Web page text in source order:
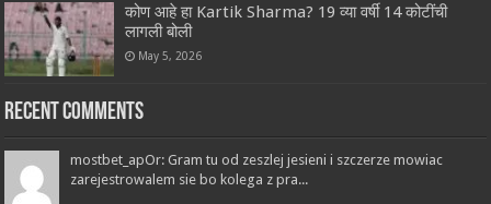
कोण आहे हा Kartik Sharma? 19 व्या वर्षी 14 कोटींची
लागली बोली
May 5, 2026
Recent Comments
mostbet_apOr: Gram tu od zeszlej jesieni i szczerze mowiac
zarejestrowalem sie bo kolega z pra...